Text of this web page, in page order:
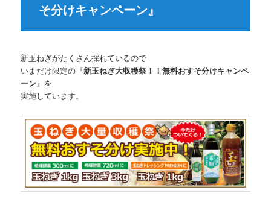
そ分けキャンペーン』
新玉ねぎがたくさん採れているので
いまだけ限定の『新玉ねぎ大収穫祭！！無料おすそ分けキャンペ
ーン』を
実施しています。